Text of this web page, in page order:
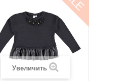
Увеличить
6 8 9,2 10,2
тела, а не одежды